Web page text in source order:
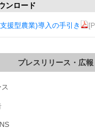
ンロード
援型農業)導入の手引き
プレスリリース・広報